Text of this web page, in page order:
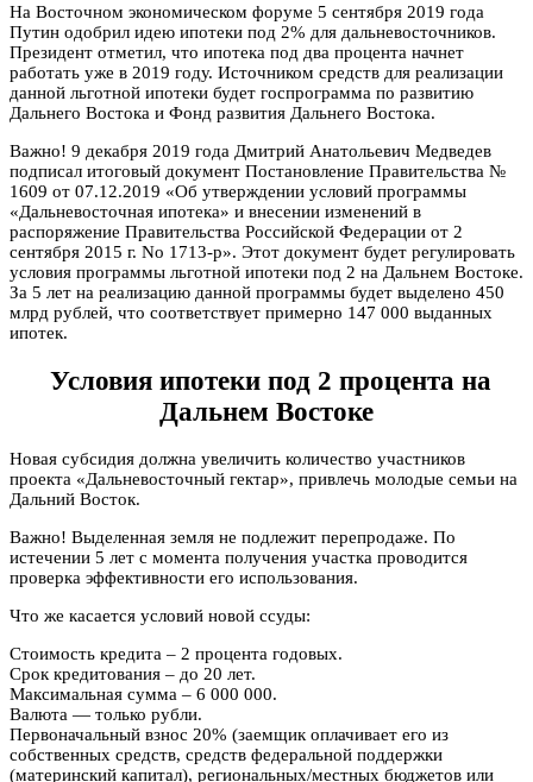
На Восточном экономическом форуме 5 сентября 2019 года
Путин одобрил идею ипотеки под 2% для дальневосточников.
Президент отметил, что ипотека под два процента начнет
работать уже в 2019 году. Источником средств для реализации
данной льготной ипотеки будет госпрограмма по развитию
Дальнего Востока и Фонд развития Дальнего Востока.
Важно! 9 декабря 2019 года Дмитрий Анатольевич Медведев
подписал итоговый документ Постановление Правительства №
1609 от 07.12.2019 «Об утверждении условий программы
«Дальневосточная ипотека» и внесении изменений в
распоряжение Правительства Российской Федерации от 2
сентября 2015 г. No 1713-р». Этот документ будет регулировать
условия программы льготной ипотеки под 2 на Дальнем Востоке.
За 5 лет на реализацию данной программы будет выделено 450
млрд рублей, что соответствует примерно 147 000 выданных
ипотек.
Условия ипотеки под 2 процента на
Дальнем Востоке
Новая субсидия должна увеличить количество участников
проекта «Дальневосточный гектар», привлечь молодые семьи на
Дальний Восток.
Важно! Выделенная земля не подлежит перепродаже. По
истечении 5 лет с момента получения участка проводится
проверка эффективности его использования.
Что же касается условий новой ссуды:
Стоимость кредита – 2 процента годовых.
Срок кредитования – до 20 лет.
Максимальная сумма – 6 000 000.
Валюта — только рубли.
Первоначальный взнос 20% (заемщик оплачивает его из
собственных средств, средств федеральной поддержки
(материнский капитал), региональных/местных бюджетов или